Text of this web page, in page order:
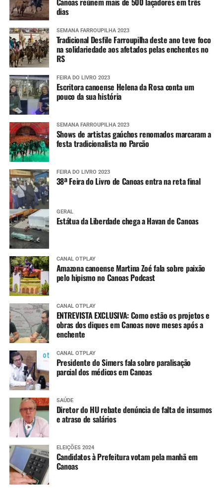
dias
SEMANA FARROUPILHA 2023
Tradicional Desfile Farroupilha deste ano teve foco
na solidariedade aos afetados pelas enchentes no
RS
FEIRA DO LIVRO 2023
Escritora canoense Helena da Rosa conta um
pouco da sua história
SEMANA FARROUPILHA 2023
Shows de artistas gaúchos renomados marcaram a
festa tradicionalista no Parcão
FEIRA DO LIVRO 2023
38ª Feira do Livro de Canoas entra na reta final
GERAL
Estátua da Liberdade chega a Havan de Canoas
CANAL OTPLAY
Amazona canoense Martina Zoé fala sobre paixão
pelo hipismo no Canoas Podcast
CANAL OTPLAY
ENTREVISTA EXCLUSIVA: Como estão os projetos e
obras dos diques em Canoas nove meses após a
enchente
CANAL OTPLAY
Presidente do Simers fala sobre paralisação
parcial dos médicos em Canoas
SAÚDE
Diretor do HU rebate denúncia de falta de insumos
e atraso de salários
ELEIÇÕES 2024
Candidatos à Prefeitura votam pela manhã em
Canoas